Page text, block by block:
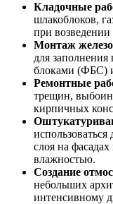
Кладочные
шлакоблоков,
при
Монтаж
для
блоками (ФБС)
Ремонтные
трещин, выбоин
кирпичных
слоя на
влажностью.
Создание
небольших
интенсивному